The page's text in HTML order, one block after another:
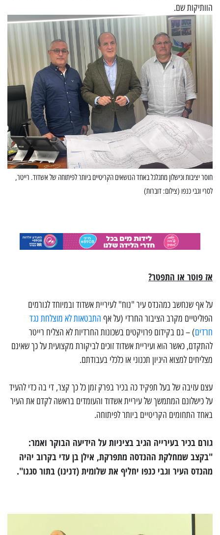
הוותיקות שם.
חוסר יציבות וכישלון מתגלגל באחד הנושאים הקריטיים ביותר לפיתוחה של אשדוד. רייטר,
לסרי וגבי כנפו (צילום: דוברות)
אז פוטר או התפטר?
על אף שנחשב כמהנדס עיר "נוח" לעיריית אשדוד ובמיוחד לגורמים
הפוליטיים מקרב הציבור החרדי (על אף התבטאות לא מוצלחת נגד
חרדים) – גם בקידום פרויקטים בשכונות החרדיות לא הצליח רייטר
להתקדם, כאשר הוא ועיריית אשדוד זוכים לביקורת מקצועית על כך שאינם
מצליחים למצוא היגיון תכנוני או כלכלי בעבודתם.
עצם עזיבה של בעל תפקיד כה בכיר בפרק זמן כל כך קצר, די בה כדי להעיד
על כישלונם המתמשך של עיריית אשדוד והעומדים בראשה לקדם את העיר
באחד התחומים הקריטיים ביותר לפיתוחה.
גורם בכיר בעירייה הגיב בציניות על הידיעה הבוקר ואמר:
"בקצב שמחלקת ההנדסה מתפרקת, אילן בן עדי בקרוב יהיה
מהנדס העיר וגבי כנפו יחליף את שלומית (דנינו) בתור סגנו".